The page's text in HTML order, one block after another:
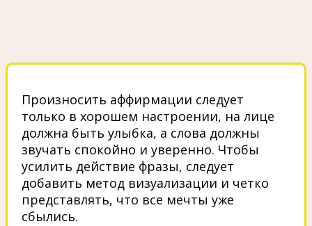
Произносить аффирмации следует
только в хорошем настроении, на лице
должна быть улыбка, а слова должны
звучать спокойно и уверенно. Чтобы
усилить действие фразы, следует
добавить метод визуализации и четко
представлять, что все мечты уже
сбылись.